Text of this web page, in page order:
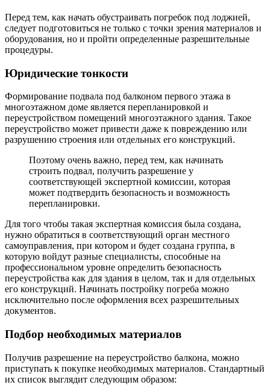
Перед тем, как начать обустраивать погребок под лоджией,
следует подготовиться не только с точки зрения материалов и
оборудования, но и пройти определенные разрешительные
процедуры.
Юридические тонкости
Формирование подвала под балконом первого этажа в
многоэтажном доме является перепланировкой и
переустройством помещений многоэтажного здания. Такое
переустройство может привести даже к повреждению или
разрушению строения или отдельных его конструкций.
Поэтому очень важно, перед тем, как начинать
строить подвал, получить разрешение у
соответствующей экспертной комиссии, которая
может подтвердить безопасность и возможность
перепланировки.
Для того чтобы такая экспертная комиссия была создана,
нужно обратиться в соответствующий орган местного
самоуправления, при котором и будет создана группа, в
которую войдут разные специалисты, способные на
профессиональном уровне определить безопасность
переустройства как для здания в целом, так и для отдельных
его конструкций. Начинать постройку погреба можно
исключительно после оформления всех разрешительных
документов.
Подбор необходимых материалов
Получив разрешение на переустройство балкона, можно
приступать к покупке необходимых материалов. Стандартный
их список выглядит следующим образом: